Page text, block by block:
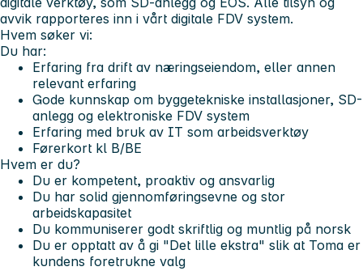
avvik rapporteres inn i vårt digitale FDV system.
Hvem søker vi:
Du har:
Erfaring fra drift av næringseiendom, eller annen
relevant erfaring
Gode kunnskap om byggetekniske installasjoner, SD-
anlegg og elektroniske FDV system
Erfaring med bruk av IT som arbeidsverktøy
Førerkort kl B/BE
Hvem er du?
Du er kompetent, proaktiv og ansvarlig
Du har solid gjennomføringsevne og stor
arbeidskapasitet
Du kommuniserer godt skriftlig og muntlig på norsk
Du er opptatt av å gi "Det lille ekstra" slik at Toma er
kundens foretrukne valg